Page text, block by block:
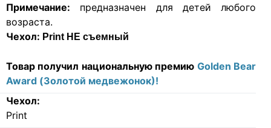
Примечание: предназначен для детей любого
возраста.
Чехол: Print НЕ съемный
Товар получил национальную премию Golden Bear
Award (Золотой медвежонок)!
Чехол:
Print